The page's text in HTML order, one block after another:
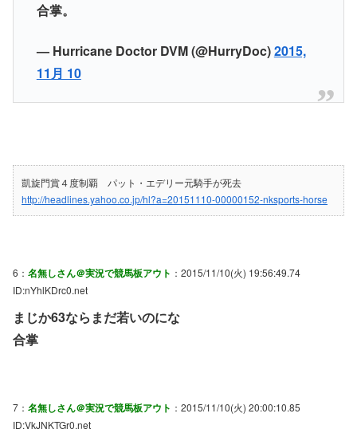
合掌。
— Hurricane Doctor DVM (@HurryDoc)2015,
11月 10
凱旋門賞４度制覇 パット・エデリー元騎手が死去
http://headlines.yahoo.co.jp/hl?a=20151110-00000152-nksports-horse
6： 名無しさん＠実況で競馬板アウト ：2015/11/10(火) 19:56:49.74
ID:nYhlKDrc0.net
まじか63ならまだ若いのにな
合掌
7： 名無しさん＠実況で競馬板アウト ：2015/11/10(火) 20:00:10.85
ID:VkJNKTGr0.net